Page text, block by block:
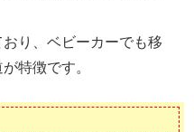
り、ベビーカーでも移
特徴です。